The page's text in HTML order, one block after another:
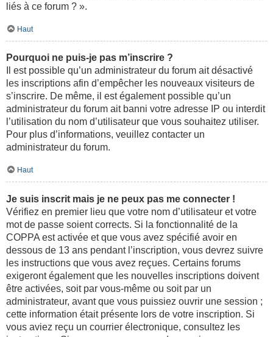
liés à ce forum ? ».
Haut
Pourquoi ne puis-je pas m’inscrire ?
Il est possible qu’un administrateur du forum ait désactivé
les inscriptions afin d’empêcher les nouveaux visiteurs de
s’inscrire. De même, il est également possible qu’un
administrateur du forum ait banni votre adresse IP ou interdit
l’utilisation du nom d’utilisateur que vous souhaitez utiliser.
Pour plus d’informations, veuillez contacter un
administrateur du forum.
Haut
Je suis inscrit mais je ne peux pas me connecter !
Vérifiez en premier lieu que votre nom d’utilisateur et votre
mot de passe soient corrects. Si la fonctionnalité de la
COPPA est activée et que vous avez spécifié avoir en
dessous de 13 ans pendant l’inscription, vous devrez suivre
les instructions que vous avez reçues. Certains forums
exigeront également que les nouvelles inscriptions doivent
être activées, soit par vous-même ou soit par un
administrateur, avant que vous puissiez ouvrir une session ;
cette information était présente lors de votre inscription. Si
vous aviez reçu un courrier électronique, consultez les